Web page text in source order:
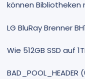
können
LG BluRay Brenner
Wie 512GB SSD auf